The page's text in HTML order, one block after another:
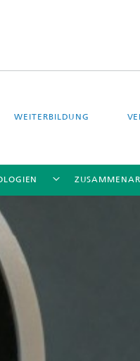
WEITERBILDUNG